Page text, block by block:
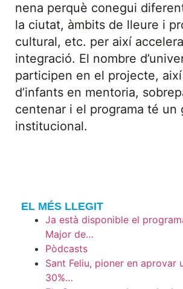
nena perquè conegui
la ciutat, àmbits de lleure i
cultural, etc. per així
integració. El nombre
participen en el projecte,
d’infants en mentoria,
centenar i el programa té un
institucional.
EL MÉS LLEGIT
Ja està disponible el
Major de…
Pòdcasts
Sant Feliu, pioner en aprovar
30%…